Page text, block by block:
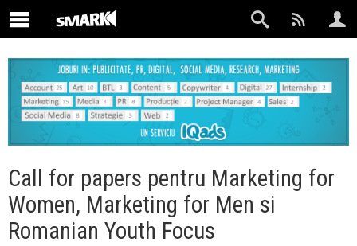
Call for papers pentru Marketing for
Women, Marketing for Men si
Romanian Youth Focus